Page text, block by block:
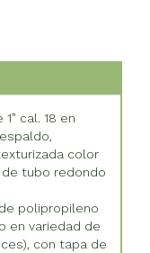
cal. 18 en
color
tubo redondo
de polipropileno
en variedad de
con tapa de